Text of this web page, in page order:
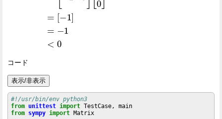
コード
表示/非表示
#!/usr/bin/env python3
from unittest import
TestCase, main
from sympy import Matrix